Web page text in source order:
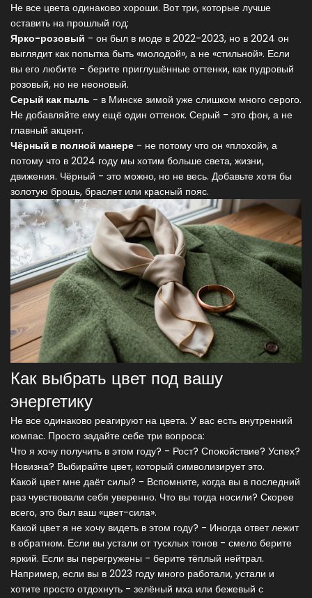
Не все цвета одинаково хороши. Вот три, которые лучше
оставить на прошлый год:
Ярко-розовый - он был в моде в 2022-2023, но в 2024 он
выглядит как попытка быть «молодой», а не «стильной». Если
вы его любите - берите приглушённые оттенки, как пудровый
розовый, но не неоновый.
Серый как пыль - в Минске зимой уже слишком много серого.
Не добавляйте ему ещё один оттенок. Серый - это фон, а не
главный акцент.
Чёрный в полной манере - не потому что он «плохой», а
потому что в 2024 году мы хотим больше света, жизни,
движения. Чёрный - это можно, но не весь. Добавьте хотя бы
золотую брошь, браслет или красный пояс.
Как выбрать цвет под вашу
энергетику
Не все одинаково реагируют на цвета. У вас есть внутренний
компас. Просто задайте себе три вопроса:
Что я хочу получить в этом году? - Рост? Спокойствие? Успех?
Новизна? Выбирайте цвет, который символизирует это.
Какой цвет мне даёт силы? - Вспомните, когда вы в последний
раз чувствовали себя уверенно. Что вы тогда носили? Скорее
всего, это был ваш «цвет-сила».
Какой цвет я не хочу видеть в этом году? - Иногда ответ лежит
в обратном. Если вы устали от тусклых тонов - смело берите
яркий. Если вы перегружены - берите тёплый нейтрал.
Например, если вы в 2023 году много работали, устали и
хотите просто отдохнуть - зелёный мха или бежевый с